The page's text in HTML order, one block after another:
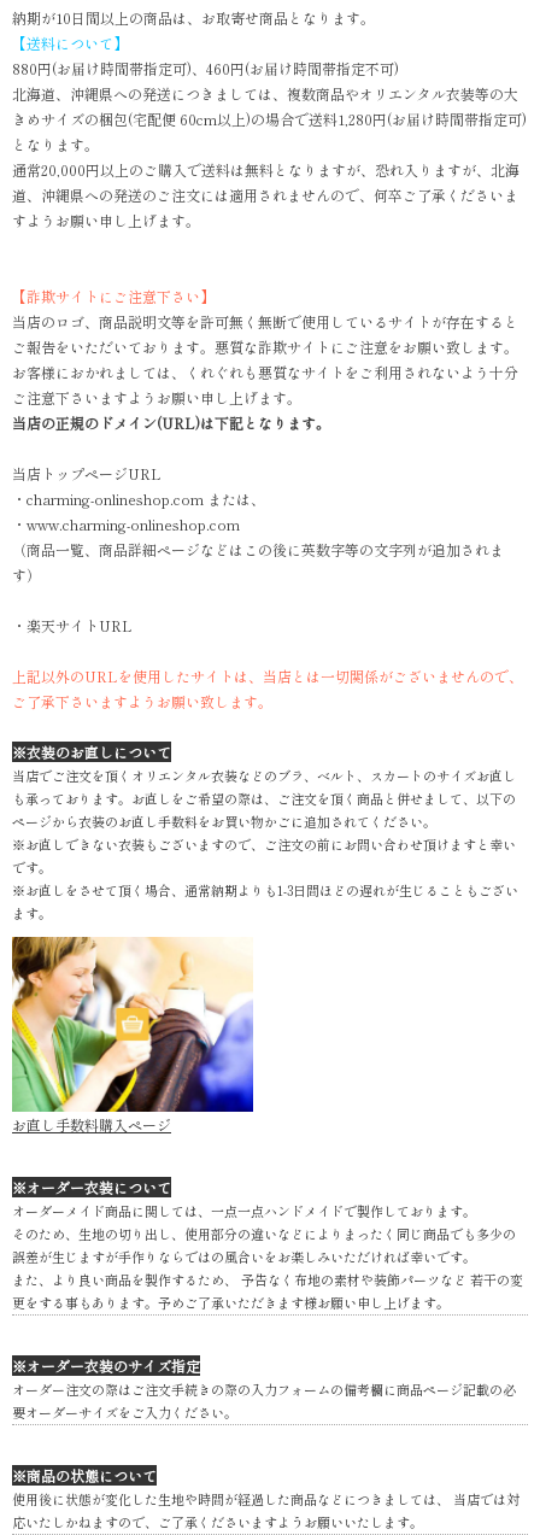
納期が10日間以上の商品は、お取寄せ商品となります。
【送料について】
880円(お届け時間帯指定可)、460円(お届け時間帯指定不可)
北海道、沖縄県への発送につきましては、複数商品やオリエンタル衣装等の大
きめサイズの梱包(宅配便 60cm以上)の場合で送料1,280円(お届け時間帯指定可)
となります。
通常20,000円以上のご購入で送料は無料となりますが、恐れ入りますが、北海
道、沖縄県への発送のご注文には適用されませんので、何卒ご了承くださいま
すようお願い申し上げます。
【詐欺サイトにご注意下さい】
当店のロゴ、商品説明文等を許可無く無断で使用しているサイトが存在すると
ご報告をいただいております。悪質な詐欺サイトにご注意をお願い致します。
お客様におかれましては、くれぐれも悪質なサイトをご利用されないよう十分
ご注意下さいますようお願い申し上げます。
当店の正規のドメイン(URL)は下記となります。
当店トップページURL
・charming-onlineshop.com または、
・www.charming-onlineshop.com
（商品一覧、商品詳細ページなどはこの後に英数字等の文字列が追加されま
す）
・楽天サイトURL
上記以外のURLを使用したサイトは、当店とは一切関係がございませんので、
ご了承下さいますようお願い致します。
※衣装のお直しについて
当店でご注文を頂くオリエンタル衣装などのブラ、ベルト、スカートのサイズお直し
も承っております。お直しをご希望の際は、ご注文を頂く商品と併せまして、以下の
ページから衣装のお直し手数料をお買い物かごに追加されてください。
※お直しできない衣装もございますので、ご注文の前にお問い合わせ頂けますと幸い
です。
※お直しをさせて頂く場合、通常納期よりも1-3日間ほどの遅れが生じることもござい
ます。
お直し手数料購入ページ
※オーダー衣装について
オーダーメイド商品に関しては、一点一点ハンドメイドで製作しております。
そのため、生地の切り出し、使用部分の違いなどによりまったく同じ商品でも多少の
誤差が生じますが手作りならではの風合いをお楽しみいただければ幸いです。
また、より良い商品を製作するため、 予告なく布地の素材や装飾パーツなど 若干の変
更をする事もあります。予めご了承いただきます様お願い申し上げます。
※オーダー衣装のサイズ指定
オーダー注文の際はご注文手続きの際の入力フォームの備考欄に商品ページ記載の必
要オーダーサイズをご入力ください。
※商品の状態について
使用後に状態が変化した生地や時間が経過した商品などにつきましては、 当店では対
応いたしかねますので、ご了承くださいますようお願いいたします。